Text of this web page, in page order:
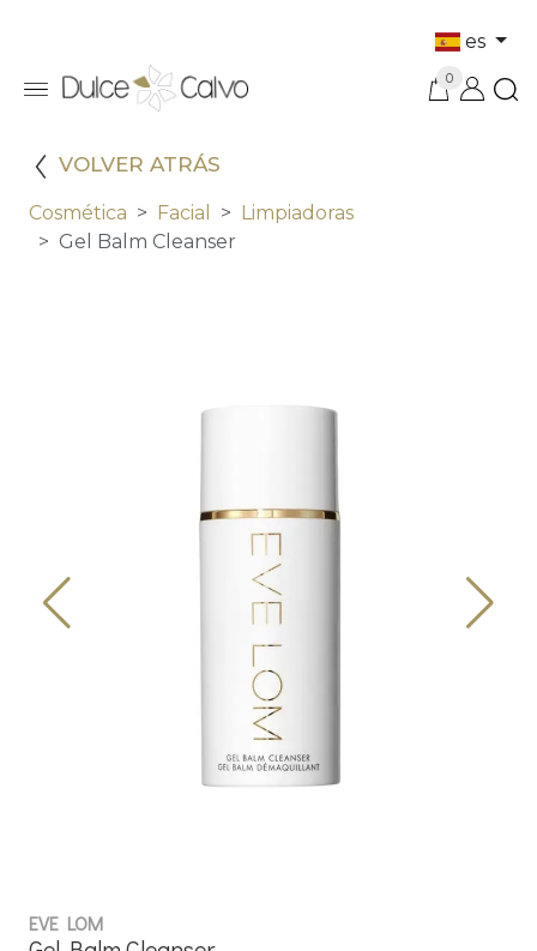
es
0
VOLVER ATRÁS
Cosmética Facial
Limpiadoras
Gel Balm Cleanser
EVE LOM